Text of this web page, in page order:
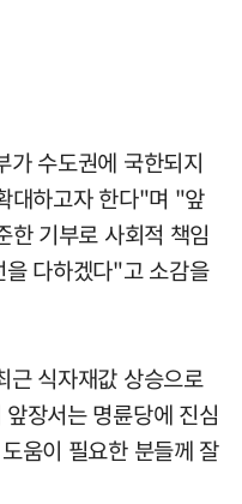
수도권에 국한되지
대하고자 한다"며 "앞
한 기부로 사회적 책임
다하겠다"고 소감을
근 식자재값 상승으로
장서는 명륜당에 진심
움이 필요한 분들께 잘